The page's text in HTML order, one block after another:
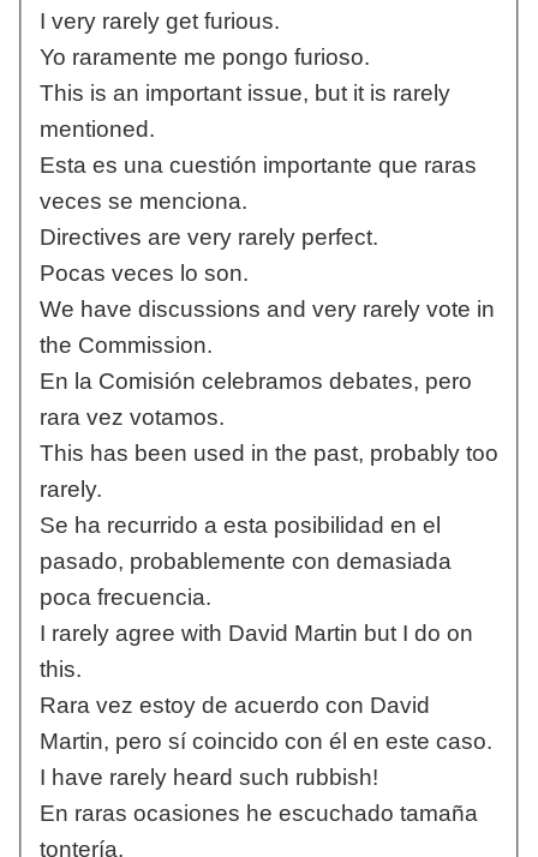
I very rarely get furious.
Yo raramente me pongo furioso.
This is an important issue, but it is rarely
mentioned.
Esta es una cuestión importante que raras
veces se menciona.
Directives are very rarely perfect.
Pocas veces lo son.
We have discussions and very rarely vote in
the Commission.
En la Comisión celebramos debates, pero
rara vez votamos.
This has been used in the past, probably too
rarely.
Se ha recurrido a esta posibilidad en el
pasado, probablemente con demasiada
poca frecuencia.
I rarely agree with David Martin but I do on
this.
Rara vez estoy de acuerdo con David
Martin, pero sí coincido con él en este caso.
I have rarely heard such rubbish!
En raras ocasiones he escuchado tamaña
tontería.